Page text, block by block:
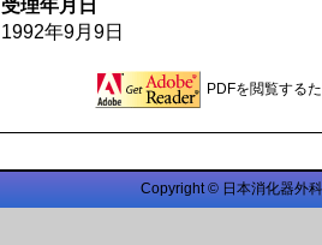
受理年月日
1992年9月9日
PDFを閲覧する
Copyright © 日本消化器外